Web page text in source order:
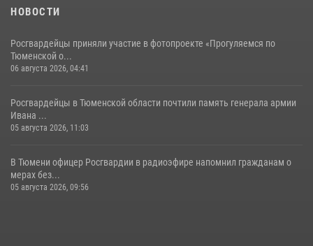
НОВОСТИ
Росгвардейцы приняли участие в фотопроекте «Прогуляемся по
Тюменской о...
06 августа 2026, 04:41
Росгвардейцы в Тюменской области почтили память генерала армии
Ивана ...
05 августа 2026, 11:03
В Тюмени офицер Росгвардии в радиоэфире напомнил гражданам о
мерах без...
05 августа 2026, 09:56